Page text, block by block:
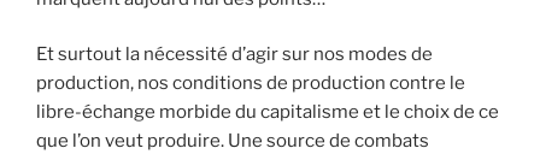
Et surtout la nécessité d’agir sur nos modes de
production, nos conditions de production contre le
libre-échange morbide du capitalisme et le choix de ce
que l’on veut produire. Une source de combats